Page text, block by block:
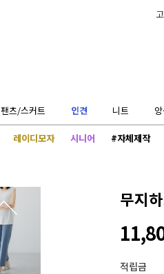
팬츠/스커트 인견 니트
레이디모자 시니어 #자체제작
무지
적립금